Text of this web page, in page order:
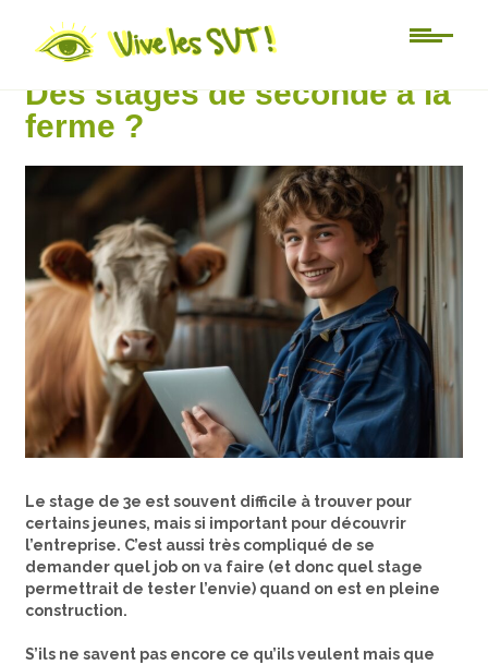
Au jour le jour
Des stages de seconde à la
ferme ?
Le stage de 3e est souvent difficile à trouver pour
certains jeunes, mais si important pour découvrir
l’entreprise. C’est aussi très compliqué de se
demander quel job on va faire (et donc quel stage
permettrait de tester l’envie) quand on est en pleine
construction.
S’ils ne savent pas encore ce qu’ils veulent mais que